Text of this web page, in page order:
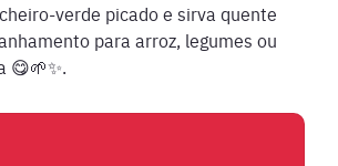
verde picado e sirva quente
para arroz, legumes ou
😋🌱✨.